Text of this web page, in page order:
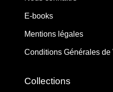
E-books
Mentions légales
Conditions Générales de
Collections